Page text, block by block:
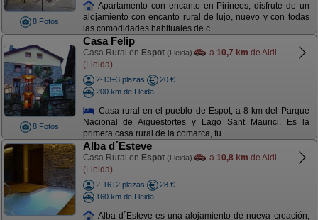
8 Fotos
Apartamento con encanto en Pirineos, disfrute de un
alojamiento con encanto rural de lujo, nuevo y con todas
las comodidades habituales de c ...
8 Fotos
Casa Felip
Casa Rural en Espot (Lleida) a 10,7 km de Aidi
(Lleida)
2-13+3 plazas
20 €
200 km de Lleida
Casa rural en el pueblo de Espot, a 8 km del Parque
Nacional de Aigüestortes y Lago Sant Maurici. Es la
primera casa rural de la comarca, fu ...
Alba d´Esteve
Casa Rural en Espot (Lleida) a 10,8 km de Aidi
(Lleida)
2-16+2 plazas
28 €
160 km de Lleida
Alba d´Esteve es una alojamiento de nueva creación,